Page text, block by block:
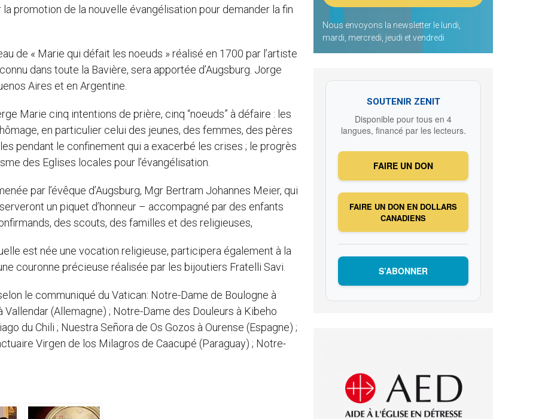
promotion de la nouvelle évangélisation pour demander la fin
de « Marie qui défait les noeuds » réalisé en 1700 par l’artiste
dans toute la Bavière, sera apportée d’Augsburg. Jorge
Aires et en Argentine.
Marie cinq intentions de prière, cinq “noeuds” à défaire : les
en particulier celui des jeunes, des femmes, des pères
pendant le confinement qui a exacerbé les crises ; le progrès
des Eglises locales pour l’évangélisation.
par l’évêque d’Augsburg, Mgr Bertram Johannes Meier, qui
un piquet d’honneur – accompagné par des enfants
des scouts, des familles et des religieuses,
est née une vocation religieuse, participera également à la
couronne précieuse réalisée par les bijoutiers Fratelli Savi.
le communiqué du Vatican: Notre-Dame de Boulogne à
(Allemagne) ; Notre-Dame des Douleurs à Kibeho
du Chili ; Nuestra Señora de Os Gozos à Ourense (Espagne) ;
Virgen de los Milagros de Caacupé (Paraguay) ; Notre-
Nous envoyons la newsletter le lundi,
mardi, mercredi, jeudi et vendredi
SOUTENIR ZENIT
Disponible pour tous en 4
langues, financé par les lecteurs.
FAIRE UN DON
FAIRE UN DON EN DOLLARS
CANADIENS
S’ABONNER